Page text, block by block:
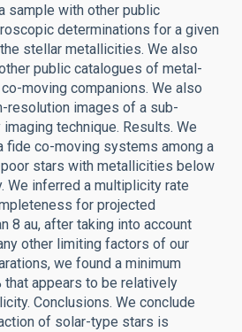
sample with other public
determinations for a given
stellar metallicities. We also
public catalogues of metal-
moving companions. We also
resolution images of a sub-
technique. Results. We
fide co-moving systems among a
stars with metallicities below
We inferred a multiplicity rate
for projected
8 au, after taking into account
other limiting factors of our
we found a minimum
that appears to be relatively
Conclusions. We conclude
of solar-type stars is